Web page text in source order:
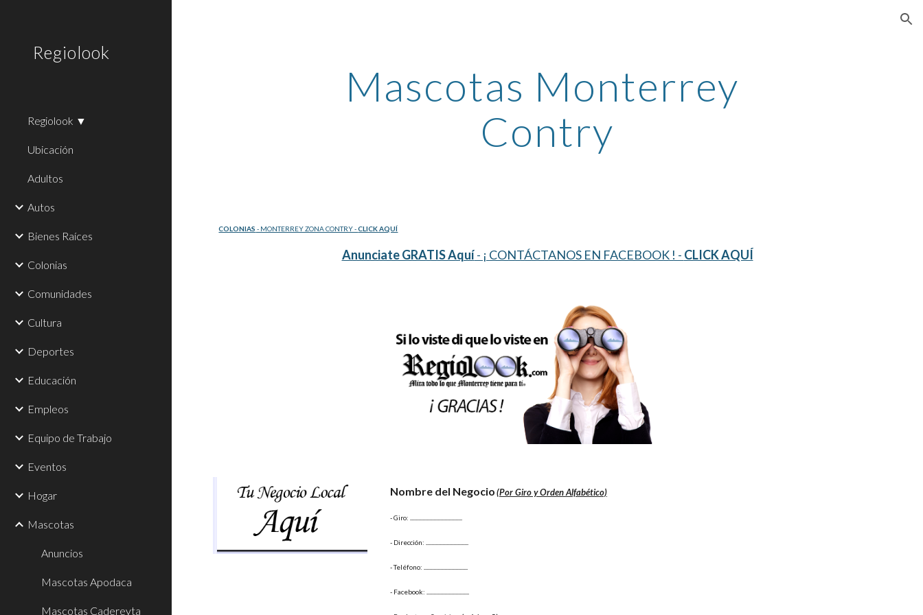
Regiolook
Regiolook ▼
Ubicación
Adultos
Autos
Bienes Raíces
Colonias
Comunidades
Cultura
Deportes
Educación
Empleos
Equipo de Trabajo
Eventos
Hogar
Mascotas
Anuncios
Mascotas Apodaca
Mascotas Cadereyta
Mascotas Monterrey
Contry
COLONIAS - MONTERREY ZONA CONTRY - CLICK AQUÍ
Anunciate GRATIS Aquí - ¡ CONTÁCTANOS EN FACEBOOK ! - CLICK AQUÍ
Nombre del Negocio(Por Giro y Orden Alfabético)
- Giro:
- Dirección:
- Teléfono:
- Facebook: